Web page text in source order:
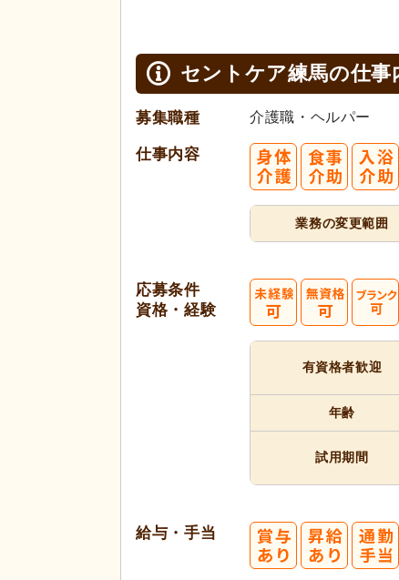
セントケア練馬の仕事
募集職種 介護職・ヘルパー
仕事内容
業務の変更範囲
応募条件
資格・経験
有資格者歓迎
年齢
試用期間
給与・手当